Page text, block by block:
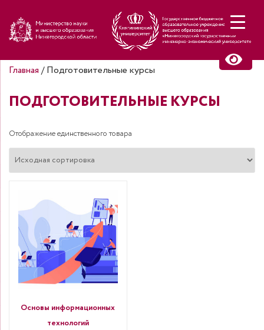
Главная / Подготовительные курсы
ПОДГОТОВИТЕЛЬНЫЕ КУРСЫ
Отображение единственного товара
Основы информационных
технологий